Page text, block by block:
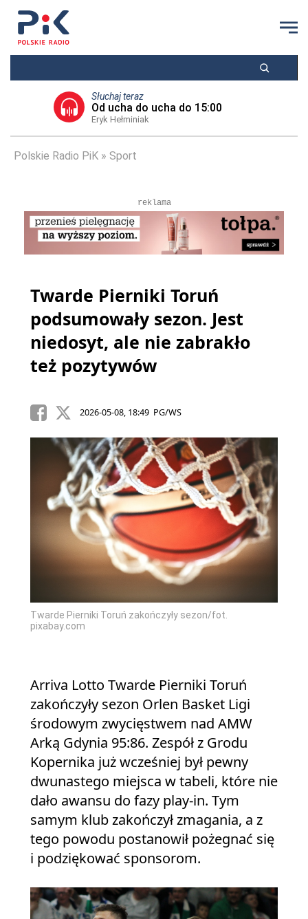
Słuchaj teraz
Od ucha do ucha do 15:00
Eryk Hełminiak
Polskie Radio PiK Sport
reklama
Twarde Pierniki Toruń
podsumowały sezon. Jest
niedosyt, ale nie zabrakło
też pozytywów
2026-05-08, 18:49 PG/WS
Twarde Pierniki Toruń zakończyły sezon/fot.
pixabay.com
Arriva Lotto Twarde Pierniki Toruń
zakończyły sezon Orlen Basket Ligi
środowym zwycięstwem nad AMW
Arką Gdynia 95:86. Zespół z Grodu
Kopernika już wcześniej był pewny
dwunastego miejsca w tabeli, które nie
dało awansu do fazy play-in. Tym
samym klub zakończył zmagania, a z
tego powodu postanowił pożegnać się
i podziękować sponsorom.